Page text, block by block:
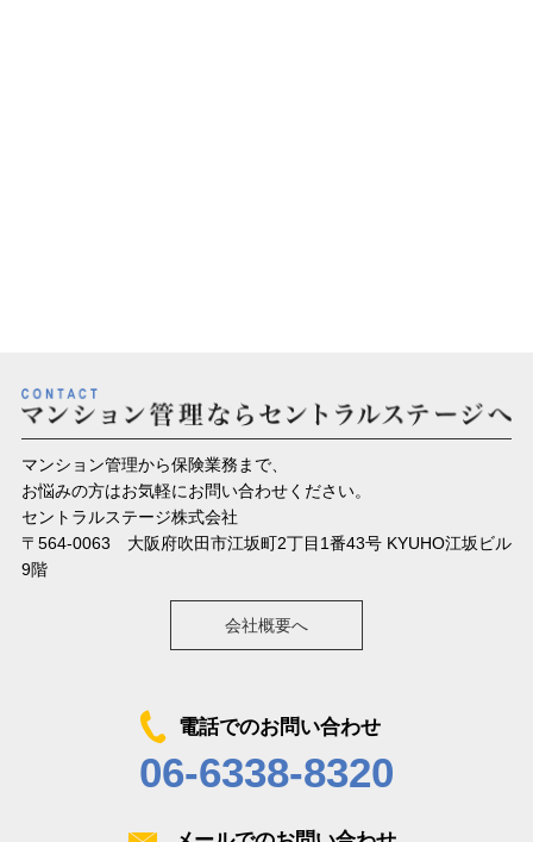
マンション管理から保険業務まで、
お悩みの方はお気軽にお問い合わせください。
セントラルステージ株式会社
〒564-0063 大阪府吹田市江坂町2丁目1番43号 KYUHO江坂ビル
9階
会社概要へ
電話でのお問い合わせ
06-6338-8320